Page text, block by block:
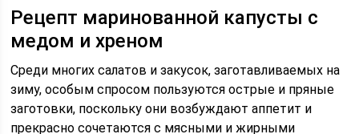
Рецепт маринованной капусты с
медом и хреном
Среди многих салатов и закусок, заготавливаемых на
зиму, особым спросом пользуются острые и пряные
заготовки, поскольку они возбуждают аппетит и
прекрасно сочетаются с мясными и жирными